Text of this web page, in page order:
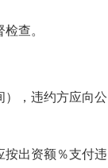
查。
，违约方应向公
出资额％支付违